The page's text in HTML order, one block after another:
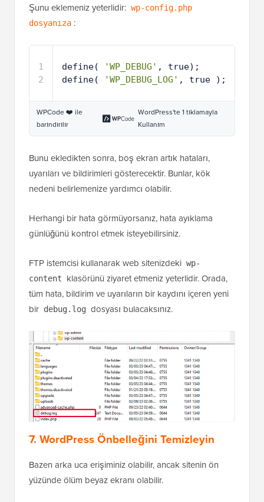
Şunu eklemeniz yeterlidir: wp-config.php
dosyanıza :
1
2
define( 'WP_DEBUG' , true);
define(
'WP_DEBUG_LOG' , true );
WPCode ❤️ ile
barındırılır
WordPress'te 1 tıklamayla
Kullanım
Bunu ekledikten sonra, boş ekran artık hataları,
uyarıları ve bildirimleri gösterecektir. Bunlar, kök
nedeni belirlemenize yardımcı olabilir.
Herhangi bir hata görmüyorsanız, hata ayıklama
günlüğünü kontrol etmek isteyebilirsiniz.
FTP istemcisi kullanarak web sitenizdeki wp-
content
klasörünü ziyaret etmeniz yeterlidir. Orada,
tüm hata, bildirim ve uyarıların bir kaydını içeren yeni
bir debug.log dosyası bulacaksınız.
7. WordPress Önbelleğini Temizleyin
Bazen arka uca erişiminiz olabilir, ancak sitenin ön
yüzünde ölüm beyaz ekranı olabilir.